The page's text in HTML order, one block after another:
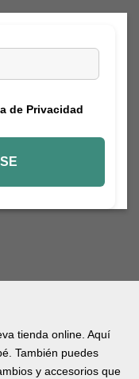
de Privacidad
tienda online. Aquí
También puedes
y accesorios que